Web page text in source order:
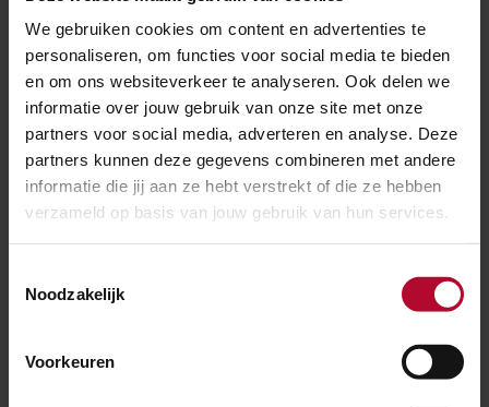
We gebruiken cookies om content en advertenties te
personaliseren, om functies voor social media te bieden
en om ons websiteverkeer te analyseren. Ook delen we
informatie over jouw gebruik van onze site met onze
partners voor social media, adverteren en analyse. Deze
partners kunnen deze gegevens combineren met andere
informatie die jij aan ze hebt verstrekt of die ze hebben
verzameld op basis van jouw gebruik van hun services.
Noodzakelijk
Voorkeuren
Ben je tevreden over de informatie op
deze pagina?
Ja Nee
Spoorwerkcheck
spoor? Maak dan gebruik van onze